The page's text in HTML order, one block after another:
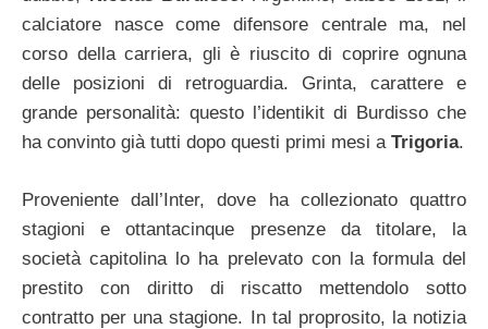
calciatore nasce come difensore centrale ma, nel
corso della carriera, gli è riuscito di coprire ognuna
delle posizioni di retroguardia. Grinta, carattere e
grande personalità: questo l’identikit di Burdisso che
ha convinto già tutti dopo questi primi mesi a Trigoria.
Proveniente dall’Inter, dove ha collezionato quattro
stagioni e ottantacinque presenze da titolare, la
società capitolina lo ha prelevato con la formula del
prestito con diritto di riscatto mettendolo sotto
contratto per una stagione. In tal proprosito, la notizia